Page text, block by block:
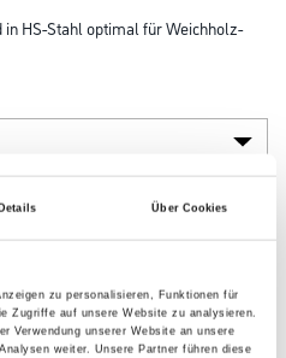
Über Cookies
zu personalisieren, Funktionen für
Zugriffe auf unsere Website zu analysieren.
Verwendung unserer Website an unsere
weiter. Unsere Partner führen diese
HS-Stahl optimal für Weichholz-